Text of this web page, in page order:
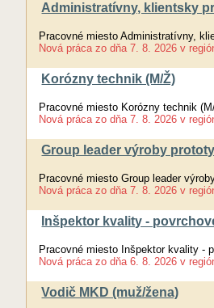
Administratívny, klientsky
Pracovné miesto Administratívny,
Nová práca zo dňa 7. 8. 2026 v
Korózny technik (M/Ž)
Pracovné miesto Korózny technik
Nová práca zo dňa 7. 8. 2026 v
Group leader výroby
Pracovné miesto Group leader
Nová práca zo dňa 7. 8. 2026 v
Inšpektor kvality -
Pracovné miesto Inšpektor kvality -
Nová práca zo dňa 6. 8. 2026 v
Vodič MKD (muž/žena)